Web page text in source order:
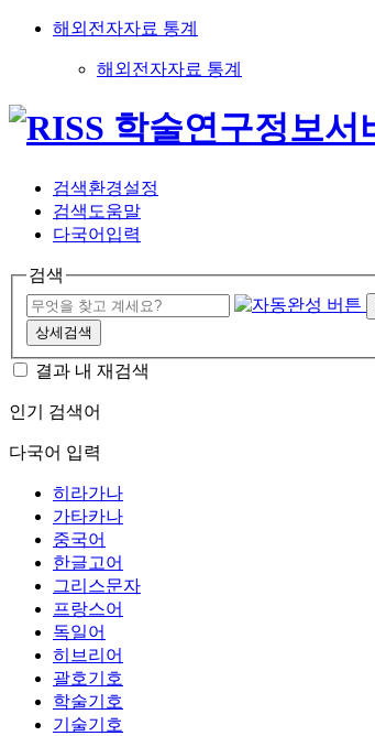
해외전자자료 통계
해외전자자료 통계
검색환경설정
검색도움말
다국어입력
검색
상세검색
결과 내 재검색
인기 검색어
다국어 입력
히라가나
가타카나
중국어
한글고어
그리스문자
프랑스어
독일어
히브리어
괄호기호
학술기호
기술기호